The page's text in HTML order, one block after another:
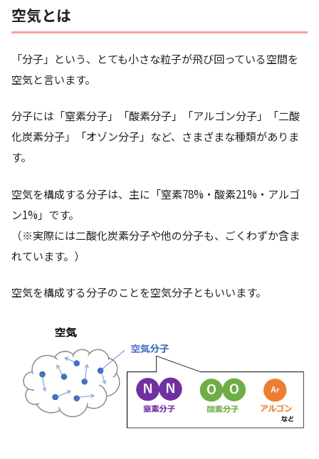
空気とは
「分子」という、とても小さな粒子が飛び回っている空間を
空気と言います。
分子には「窒素分子」「酸素分子」「アルゴン分子」「二酸
化炭素分子」「オゾン分子」など、さまざまな種類がありま
す。
空気を構成する分子は、主に「窒素78%・酸素21%・アルゴ
ン1%」です。
（※実際には二酸化炭素分子や他の分子も、ごくわずか含ま
れています。）
空気を構成する分子のことを空気分子ともいいます。